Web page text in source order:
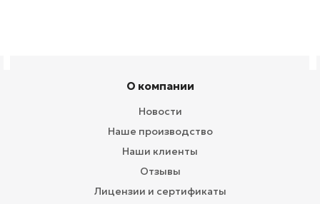
О компании
Новости
Наше производство
Наши клиенты
Отзывы
Лицензии и сертификаты